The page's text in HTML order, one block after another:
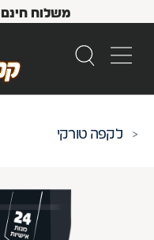
משלוח
קפה טורקי